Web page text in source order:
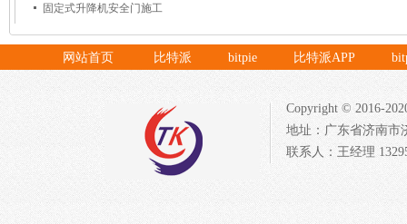
固定式升降机安全门施工
网站首页 比特派 bitpie 比特派APP
Copyright © 2016-
地址：广东省济南市
联系人：王经理